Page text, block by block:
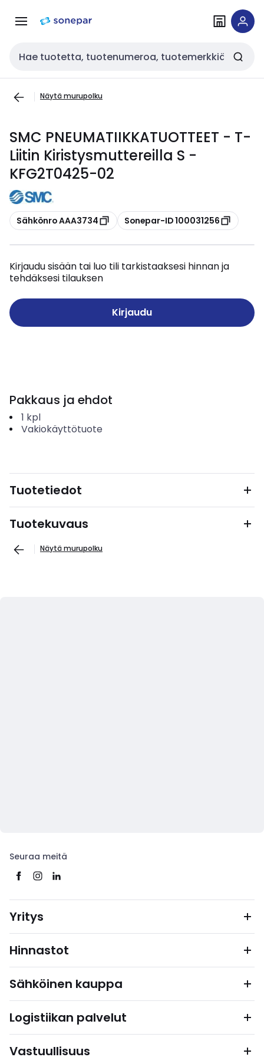
navigointiinsisältöön
Haku
Näytä murupolku
SMC PNEUMATIIKKATUOTTEET - T-
Liitin Kiristysmuttereilla S -
KFG2T0425-02
Kopioi
Sähkönro AAA3734 Kopioi
Sonepar-ID 100031256
Kirjaudu sisään tai luo tili tarkistaaksesi hinnan ja
tehdäksesi tilauksen
Kirjaudu
Pakkaus ja ehdot
1 kpl
Vakiokäyttötuote
Tuotetiedot
Tuotekuvaus
Näytä murupolku
Seuraa meitä
Yritys
Hinnastot
Sähköinen kauppa
Logistiikan palvelut
Vastuullisuus